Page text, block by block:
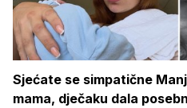
Sjećate se simpatične
mama, dječaku dala